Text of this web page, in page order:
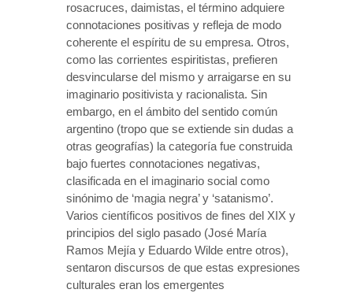
rosacruces, daimistas, el término adquiere
connotaciones positivas y refleja de modo
coherente el espíritu de su empresa. Otros,
como las corrientes espiritistas, prefieren
desvincularse del mismo y arraigarse en su
imaginario positivista y racionalista. Sin
embargo, en el ámbito del sentido común
argentino (tropo que se extiende sin dudas a
otras geografías) la categoría fue construida
bajo fuertes connotaciones negativas,
clasificada en el imaginario social como
sinónimo de ‘magia negra’ y ‘satanismo’.
Varios científicos positivos de fines del XIX y
principios del siglo pasado (José María
Ramos Mejía y Eduardo Wilde entre otros),
sentaron discursos de que estas expresiones
culturales eran los emergentes